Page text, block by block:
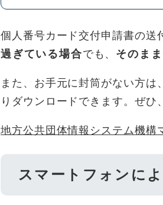
個人番号カード交付申請書の送
過ぎている場合でも、 そのま
また、お手元に封筒がない方は
りダウンロードできます。ぜひ
地方公共団体情報システム機構
スマートフォンに